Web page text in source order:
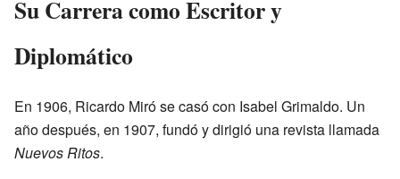
Su Carrera como Escritor y
Diplomático
En 1906, Ricardo Miró se casó con Isabel Grimaldo. Un
año después, en 1907, fundó y dirigió una revista llamada
Nuevos Ritos.